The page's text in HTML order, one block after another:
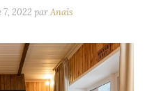
7, 2022 parAnaïs